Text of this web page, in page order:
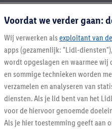
Europese
Voordat we verder gaan:
Wij verwerken als exploitant van
apps (gezamenlijk: "Lidl-
wordt opgeslagen en waarmee
en sommige technieken worden
verzamelen en analyseren van
diensten. Als je lid bent van het
voor de hiervoor genoemde
Als je hier toestemming geeft aan